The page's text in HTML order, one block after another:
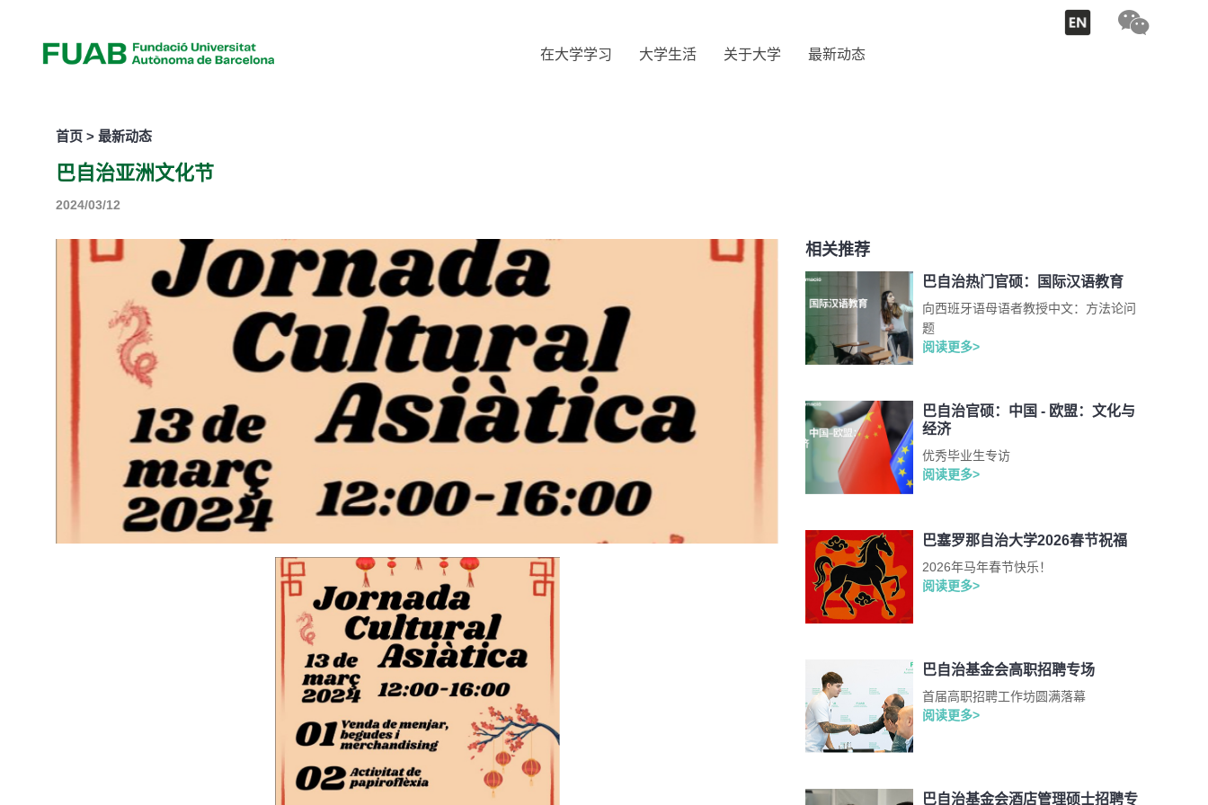
在大学学习 大学生活 关于大学 最新动态
首页 > 最新动态
巴自治亚洲文化节
2024/03/12
相关推荐
巴自治热门官硕：国际汉语教育
向西班牙语母语者教授中文：方法论问
题
阅读更多>
巴自治官硕：中国 - 欧盟：文化与
经济
优秀毕业生专访
阅读更多>
巴塞罗那自治大学2026春节祝福
2026年马年春节快乐！
阅读更多>
巴自治基金会高职招聘专场
首届高职招聘工作坊圆满落幕
阅读更多>
巴自治基金会酒店管理硕士招聘专